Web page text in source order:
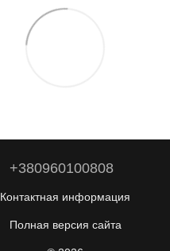
+380960100808
Контактная информация
Полная версия сайта